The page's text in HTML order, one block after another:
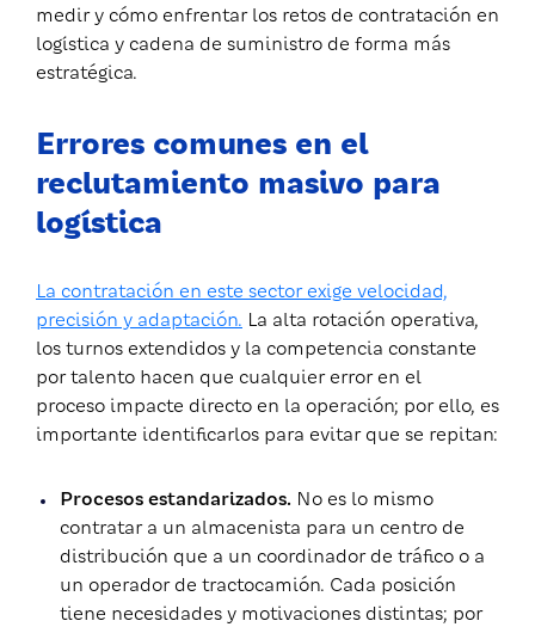
medir y cómo enfrentar los retos de contratación en
logística y cadena de suministro de forma más
estratégica.
Errores comunes en el
reclutamiento masivo para
logística
La contratación en este sector exige velocidad,
precisión y adaptación. La alta rotación operativa,
los turnos extendidos y la competencia constante
por talento hacen que cualquier error en el
proceso impacte directo en la operación; por ello, es
importante identificarlos para evitar que se repitan:
Procesos estandarizados. No es lo mismo
contratar a un almacenista para un centro de
distribución que a un coordinador de tráfico o a
un operador de tractocamión. Cada posición
tiene necesidades y motivaciones distintas; por